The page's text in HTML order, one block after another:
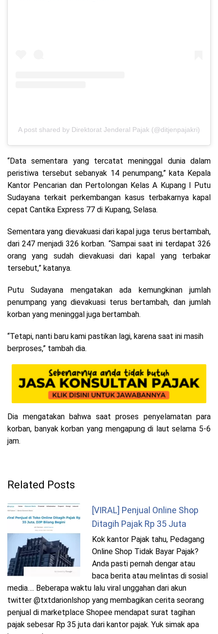
A post shared by Direktorat Jenderal Pajak (@ditjenpajakri)
“Data sementara yang tercatat meninggal dunia dalam
peristiwa tersebut sebanyak 14 penumpang,” kata Kepala
Kantor Pencarian dan Pertolongan Kelas A Kupang I Putu
Sudayana terkait perkembangan kasus terbakarnya kapal
cepat Cantika Express 77 di Kupang, Selasa.
Sementara yang dievakuasi dari kapal juga terus bertambah,
dari 247 menjadi 326 korban. “Sampai saat ini terdapat 326
orang yang sudah dievakuasi dari kapal yang terbakar
tersebut,” katanya.
Putu Sudayana mengatakan ada kemungkinan jumlah
penumpang yang dievakuasi terus bertambah, dan jumlah
korban yang meninggal juga bertambah.
“Tetapi, nanti baru kami pastikan lagi, karena saat ini masih
berproses,” tambah dia.
Dia mengatakan bahwa saat proses penyelamatan para
korban, banyak korban yang mengapung di laut selama 5-6
jam.
Related Posts
[VIRAL] Penjual Online Shop
Ditagih Pajak Rp 35 Juta
Kok kantor Pajak tahu, Pedagang
Online Shop Tidak Bayar Pajak?
Anda pasti pernah dengar atau
baca berita atau melintas di sosial
media…. Beberapa waktu lalu viral unggahan dari akun
twitter @txtdarionlshop yang membagikan cerita seorang
penjual di marketplace Shopee mendapat surat tagihan
pajak sebesar Rp 35 juta dari kantor pajak. Yuk simak apa